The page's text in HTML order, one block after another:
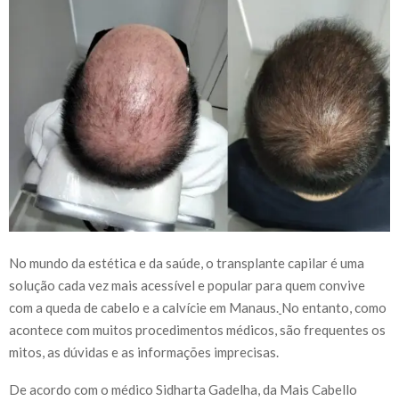
No mundo da estética e da saúde, o transplante capilar é uma
solução cada vez mais acessível e popular para quem convive
com a queda de cabelo e a calvície em Manaus. No entanto, como
acontece com muitos procedimentos médicos, são frequentes os
mitos, as dúvidas e as informações imprecisas.
De acordo com o médico Sidharta Gadelha, da Mais Cabello